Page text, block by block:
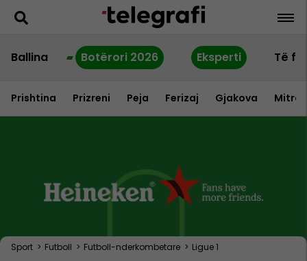
Ballina Botërori 2026 Eksperti Të
Prishtina Prizreni Peja Ferizaj Gjakova
Sport > Futboll > Futboll-nderkombetare > Ligue 1